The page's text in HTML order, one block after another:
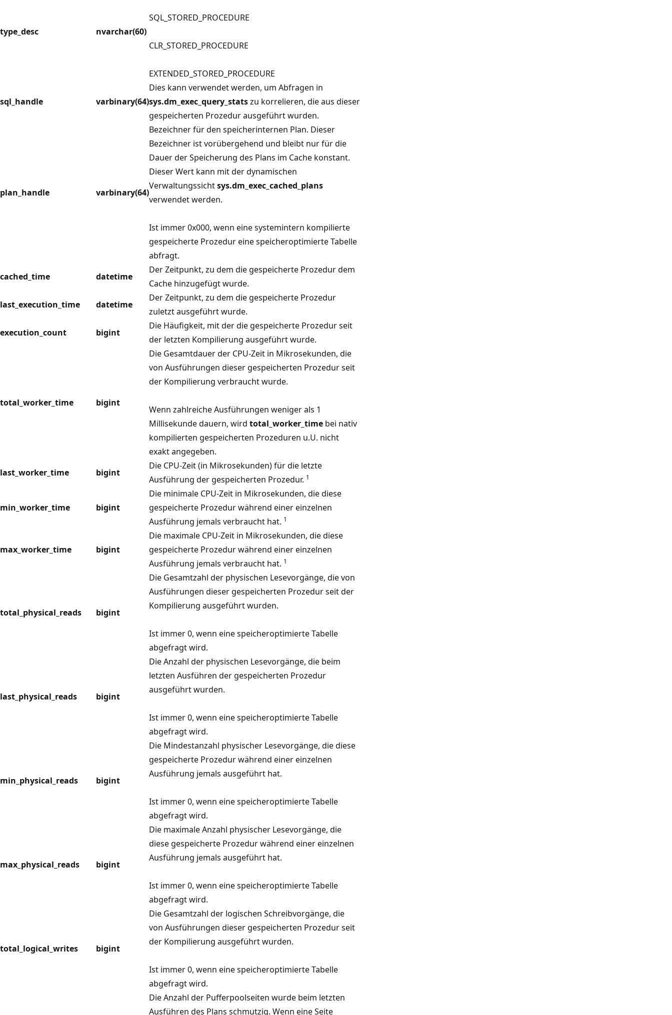
type_desc nvarchar(60)
SQL_STORED_PROCEDURE
CLR_STORED_PROCEDURE
EXTENDED_STORED_PROCEDURE
sql_handle varbinary(64)
Dies kann verwendet werden, um Abfragen in
sys.dm_exec_query_statszu korrelieren, die aus dieser
gespeicherten Prozedur ausgeführt wurden.
plan_handle varbinary(64)
Bezeichner für den speicherinternen Plan. Dieser
Bezeichner ist vorübergehend und bleibt nur für die
Dauer der Speicherung des Plans im Cache konstant.
Dieser Wert kann mit der dynamischen
Verwaltungssichtsys.dm_exec_cached_plans
verwendet werden.
Ist immer 0x000, wenn eine systemintern kompilierte
gespeicherte Prozedur eine speicheroptimierte Tabelle
abfragt.
cached_time
datetime
Der Zeitpunkt, zu dem die gespeicherte Prozedur dem
Cache hinzugefügt wurde.
last_execution_time
datetime
Der Zeitpunkt, zu dem die gespeicherte Prozedur
zuletzt ausgeführt wurde.
execution_count
bigint
Die Häufigkeit, mit der die gespeicherte Prozedur seit
der letzten Kompilierung ausgeführt wurde.
total_worker_time bigint
Die Gesamtdauer der CPU-Zeit in Mikrosekunden, die
von Ausführungen dieser gespeicherten Prozedur seit
der Kompilierung verbraucht wurde.
Wenn zahlreiche Ausführungen weniger als 1
Millisekunde dauern, wird total_worker_time bei nativ
kompilierten gespeicherten Prozeduren u.U. nicht
exakt angegeben.
last_worker_time
bigint
Die CPU-Zeit (in Mikrosekunden) für die letzte
Ausführung der gespeicherten Prozedur. 1
min_worker_time bigint
Die minimale CPU-Zeit in Mikrosekunden, die diese
gespeicherte Prozedur während einer einzelnen
Ausführung jemals verbraucht hat. 1
max_worker_time bigint
Die maximale CPU-Zeit in Mikrosekunden, die diese
gespeicherte Prozedur während einer einzelnen
Ausführung jemals verbraucht hat. 1
total_physical_reads bigint
Die Gesamtzahl der physischen Lesevorgänge, die von
Ausführungen dieser gespeicherten Prozedur seit der
Kompilierung ausgeführt wurden.
Ist immer 0, wenn eine speicheroptimierte Tabelle
abgefragt wird.
last_physical_reads bigint
Die Anzahl der physischen Lesevorgänge, die beim
letzten Ausführen der gespeicherten Prozedur
ausgeführt wurden.
Ist immer 0, wenn eine speicheroptimierte Tabelle
abgefragt wird.
min_physical_reads bigint
Die Mindestanzahl physischer Lesevorgänge, die diese
gespeicherte Prozedur während einer einzelnen
Ausführung jemals ausgeführt hat.
Ist immer 0, wenn eine speicheroptimierte Tabelle
abgefragt wird.
max_physical_reads bigint
Die maximale Anzahl physischer Lesevorgänge, die
diese gespeicherte Prozedur während einer einzelnen
Ausführung jemals ausgeführt hat.
Ist immer 0, wenn eine speicheroptimierte Tabelle
abgefragt wird.
total_logical_writes bigint
Die Gesamtzahl der logischen Schreibvorgänge, die
von Ausführungen dieser gespeicherten Prozedur seit
der Kompilierung ausgeführt wurden.
Ist immer 0, wenn eine speicheroptimierte Tabelle
abgefragt wird.
Die Anzahl der Pufferpoolseiten wurde beim letzten
Ausführen des Plans schmutzig. Wenn eine Seite